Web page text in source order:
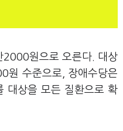
2000원으로 오른다. 대상
원 수준으로, 장애수당은
대상을 모든 질환으로 확